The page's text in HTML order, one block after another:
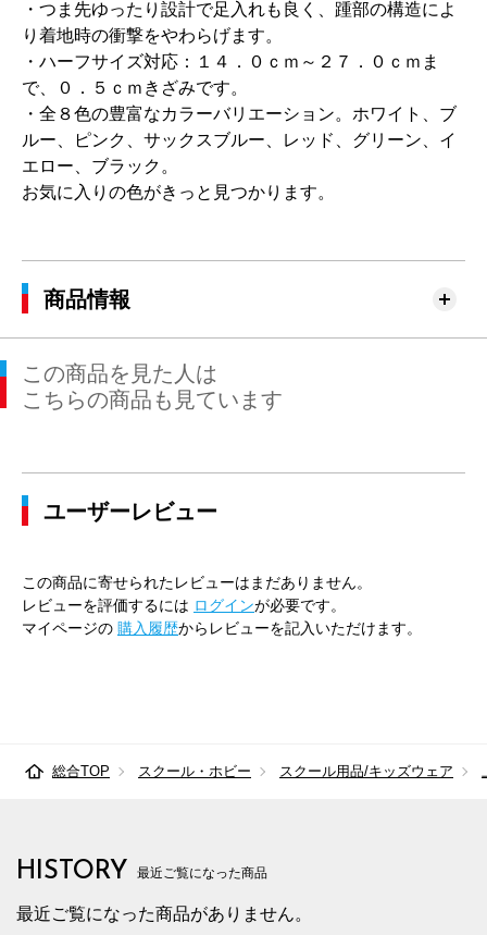
・つま先ゆったり設計で足入れも良く、踵部の構造によ
り着地時の衝撃をやわらげます。
・ハーフサイズ対応：１４．０ｃｍ～２７．０ｃｍま
で、０．５ｃｍきざみです。
・全８色の豊富なカラーバリエーション。ホワイト、ブ
ルー、ピンク、サックスブルー、レッド、グリーン、イ
エロー、ブラック。
お気に入りの色がきっと見つかります。
商品情報
この商品を見た人は
こちらの商品も見ています
ユーザーレビュー
この商品に寄せられたレビューはまだありません。
レビューを評価するには ログインが必要です。
マイページの 購入履歴からレビューを記入いただけます。
総合TOP スクール・ホビー スクール用品/キッズウェア
HISTORY 最近ご覧になった商品
最近ご覧になった商品がありません。